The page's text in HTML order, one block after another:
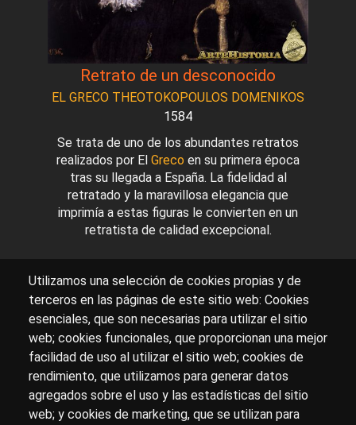
Retrato de un desconocido
EL GRECO THEOTOKOPOULOS DOMENIKOS
1584
Se trata de uno de los abundantes retratos
realizados por El Greco en su primera época
tras su llegada a España. La fidelidad al
retratado y la maravillosa elegancia que
imprimía a estas figuras le convierten en un
retratista de calidad excepcional.
Sobre artehistoria.com
Para ponerte en contacto con nosotros, escríbenos en
el formulario decontacto
Accesibilidad
Aviso Legal Privacidad
Utilizamos una selección de cookies propias y de
terceros en las páginas de este sitio web: Cookies
esenciales, que son necesarias para utilizar el sitio
web; cookies funcionales, que proporcionan una mejor
facilidad de uso al utilizar el sitio web; cookies de
rendimiento, que utilizamos para generar datos
agregados sobre el uso y las estadísticas del sitio
web; y cookies de marketing, que se utilizan para